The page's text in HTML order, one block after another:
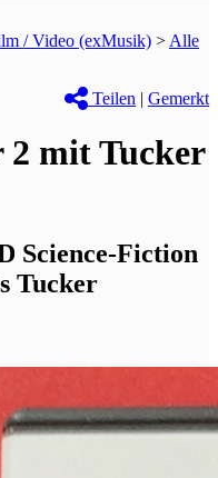
/ Video (exMusik) > Alle
Teilen | Gemerkt
mit Tucker
Science-Fiction
Tucker